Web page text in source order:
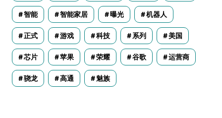
智能 智能家居 曝光 机器人
正式 游戏 科技 系列 美国
芯片 苹果 荣耀 谷歌 运营商
骁龙 高通 魅族